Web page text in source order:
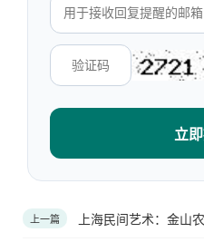
立
上一篇 上海民间艺术：金山